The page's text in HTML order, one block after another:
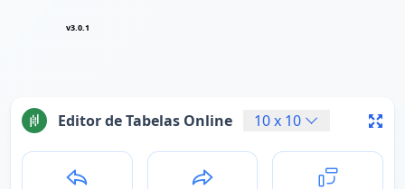
v3.0.1
Editor de Tabelas Online 10x 10